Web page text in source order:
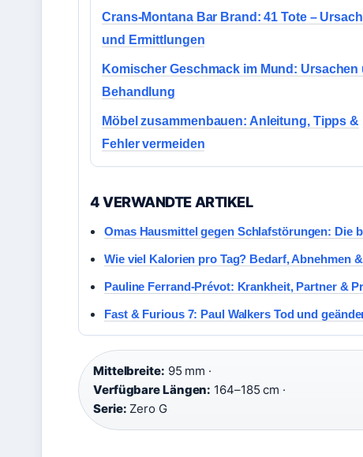
Crans-Montana Bar Brand: 41 Tote –
und Ermittlungen
Komischer Geschmack im Mund: Ursachen
Behandlung
Möbel zusammenbauen: Anleitung, Tipps &
Fehler vermeiden
4 VERWANDTE ARTIKEL
Omas Hausmittel gegen Schlafstörungen: Die
Wie viel Kalorien pro Tag? Bedarf, Abnehmen
Pauline Ferrand-Prévot: Krankheit, Partner &
Fast & Furious 7: Paul Walkers Tod und
Mittelbreite: 95 mm ·
Verfügbare Längen: 164–185 cm ·
Serie: Zero G